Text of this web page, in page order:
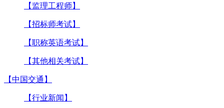
【监理工程师】
【招标师考试】
【职称英语考试】
【其他相关考试】
【中国交通】
【行业新闻】